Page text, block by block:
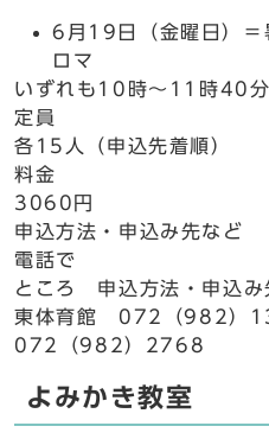
6月19日（金曜日）＝
ロマ
いずれも10時～11時40分
定員
各15人（申込先着順）
料金
3060円
申込方法・申込み先など
電話で
ところ 申込方法・申込
東体育館 072（982）
072（982）2768
よみかき教室